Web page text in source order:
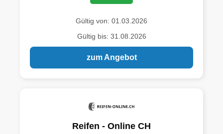
Gültig von: 01.03.2026
Gültig bis: 31.08.2026
zum Angebot
Reifen - Online CH